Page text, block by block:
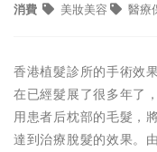
消費 美妝美容 醫療
香港植髮診所的手術效
在已經髮展了很多年了
用患者后枕部的毛髮，
達到治療脫髮的效果。